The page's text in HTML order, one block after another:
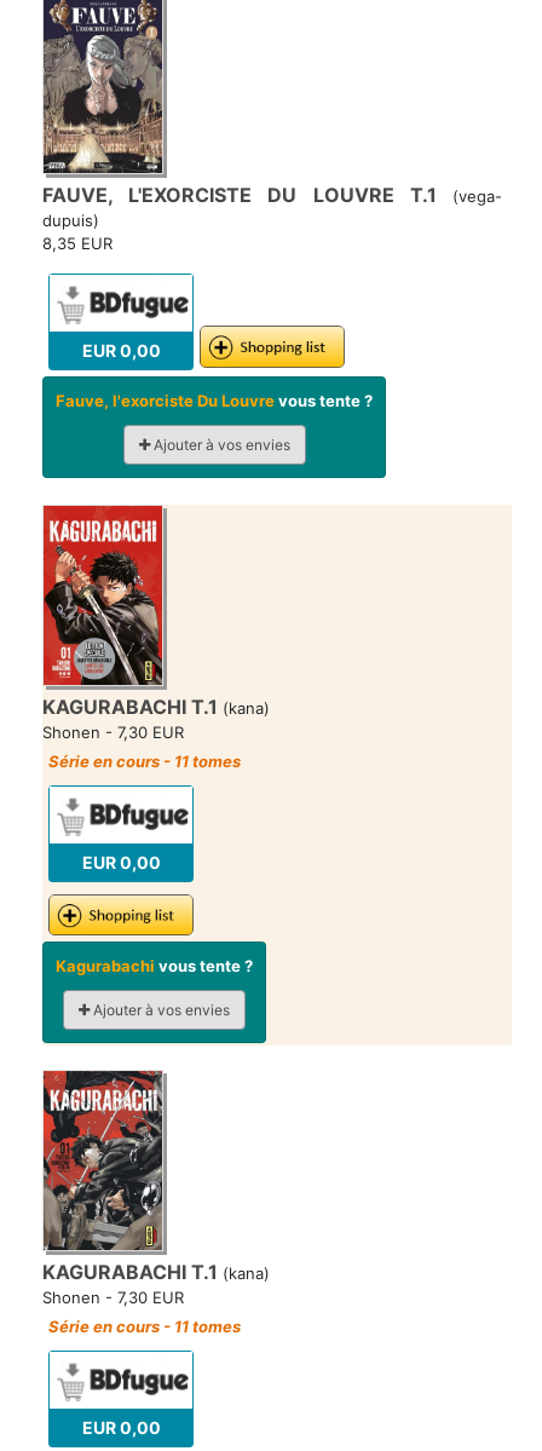
FAUVE, L'EXORCISTE DU LOUVRE T.1
(vega-
dupuis)
8,35 EUR
EUR 0,00
Fauve, l'exorciste Du Louvrevous tente ?
Ajouter à vos envies
KAGURABACHI T.1 (kana)
Shonen - 7,30 EUR
Série en cours - 11 tomes
EUR 0,00
Kagurabachi vous tente ?
Ajouter à vos envies
KAGURABACHI T.1 (kana)
Shonen - 7,30 EUR
Série en cours - 11 tomes
EUR 0,00